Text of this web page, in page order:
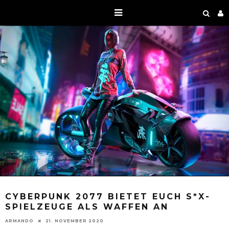
CYBERPUNK 2077 BIETET EUCH S*X-
SPIELZEUGE ALS WAFFEN AN
ARMANDO 21. NOVEMBER 2020